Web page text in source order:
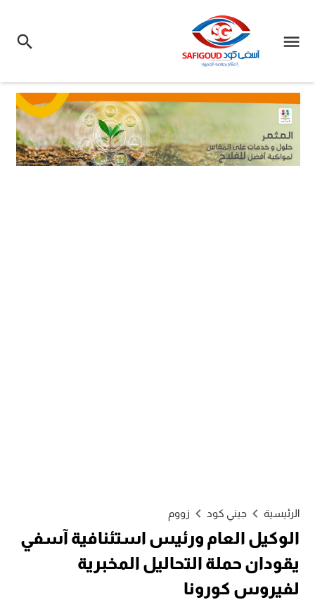
الرئيسية جيني كود زووم
الوكيل العام ورئيس استئنافية آسفي
يقودان حملة التحاليل المخبرية
لفيروس كورونا